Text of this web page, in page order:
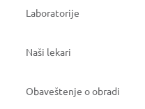
Laboratorije
Naši lekari
Obaveštenje o obradi